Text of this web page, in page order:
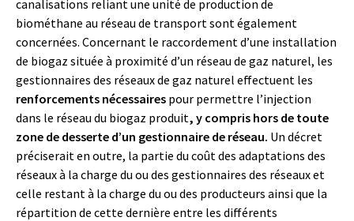
canalisations reliant une unité de production de
biométhane au réseau de transport sont également
concernées. Concernant le raccordement d’une installation
de biogaz située à proximité d’un réseau de gaz naturel, les
gestionnaires des réseaux de gaz naturel effectuent les
renforcements nécessaires pour permettre l’injection
dans le réseau du biogaz produit, y compris hors de toute
zone de desserte d’un gestionnaire de réseau. Un décret
préciserait en outre, la partie du coût des adaptations des
réseaux à la charge du ou des gestionnaires des réseaux et
celle restant à la charge du ou des producteurs ainsi que la
répartition de cette dernière entre les différents